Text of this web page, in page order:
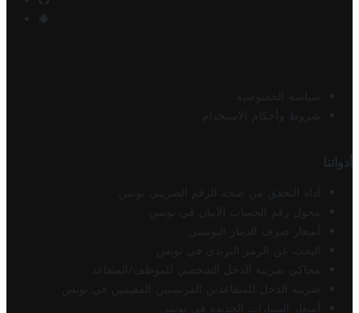
سياسة الخصوصية
شروط وأحكام الاستخدام
أدواتنا
أداة التحقق من صحة الرقم الضريبي تونس
محول رقم الحساب الآيبان في تونس
أسعار صرف الدينار التونسي
البحث عن الرمز البريدي في تونس
محاكي ضريبة الدخل الشخصي للموظف/المتقاعد
ضريبة الدخل للمتقاعدين الفرنسيين المقيمين في تونس
أسعار السيارات الجديدة في تونس